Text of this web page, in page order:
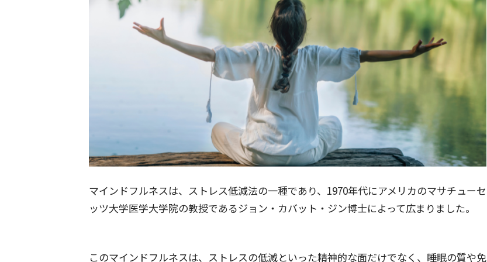
マインドフルネスは、ストレス低減法の一種であり、1970年代にアメリカのマサチューセ
ッツ大学医学大学院の教授であるジョン・カバット・ジン博士によって広まりました。
このマインドフルネスは、ストレスの低減といった精神的な面だけでなく、睡眠の質や免